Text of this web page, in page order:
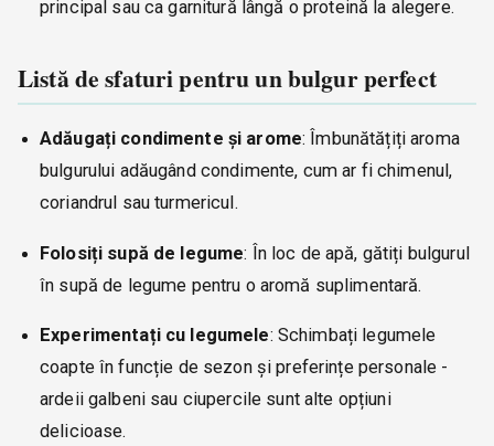
principal sau ca garnitură lângă o proteină la alegere.
Listă de sfaturi pentru un bulgur perfect
Adăugați condimente și arome: Îmbunătățiți aroma
bulgurului adăugând condimente, cum ar fi chimenul,
coriandrul sau turmericul.
Folosiți supă de legume: În loc de apă, gătiți bulgurul
în supă de legume pentru o aromă suplimentară.
Experimentați cu legumele: Schimbați legumele
coapte în funcție de sezon și preferințe personale -
ardeii galbeni sau ciupercile sunt alte opțiuni
delicioase.